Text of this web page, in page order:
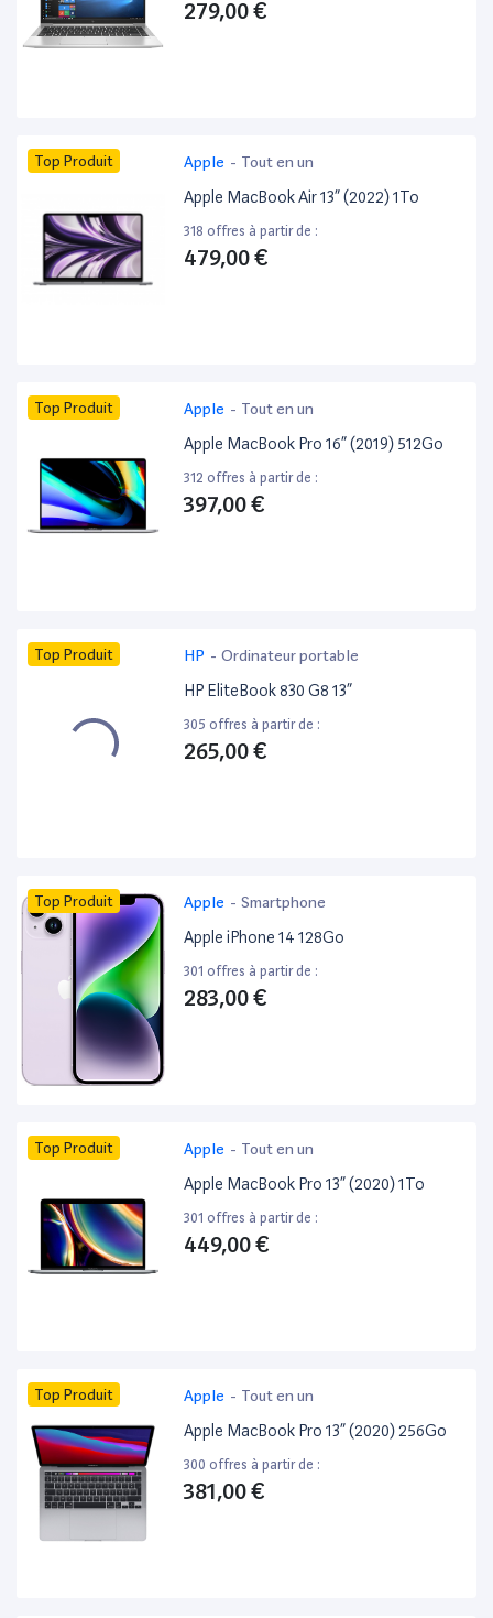
279,00 €
Top Produit Apple - Tout en un
Apple MacBook Air 13” (2022) 1To
318 offres à partir de :
479,00 €
Top Produit Apple - Tout en un
Apple MacBook Pro 16” (2019) 512Go
312 offres à partir de :
397,00 €
Top Produit HP - Ordinateur portable
HP EliteBook 830 G8 13”
305 offres à partir de :
265,00 €
Top Produit Apple - Smartphone
Apple iPhone 14 128Go
301 offres à partir de :
283,00 €
Top Produit Apple - Tout en un
Apple MacBook Pro 13” (2020) 1To
301 offres à partir de :
449,00 €
Top Produit Apple - Tout en un
Apple MacBook Pro 13” (2020) 256Go
300 offres à partir de :
381,00 €